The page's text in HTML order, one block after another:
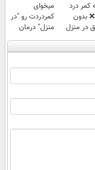
کمر درد
بدون
در منزل
کن✅
پر
میخوای
کمردردت رو "در
منزل" درمان
کنی؟ (◂فیلم +
◂پرسش‌نامه)